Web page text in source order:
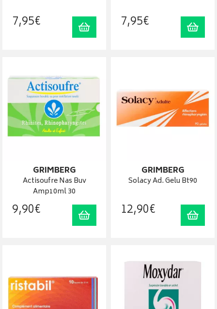
7,95€ Ajouter au panier
7,95€
GRIMBERG
Actisoufre Nas Buv
Amp10ml 30
9,90€ Ajouter au panier
GRIMBERG
Solacy Ad. Gelu Bt90
12,90€